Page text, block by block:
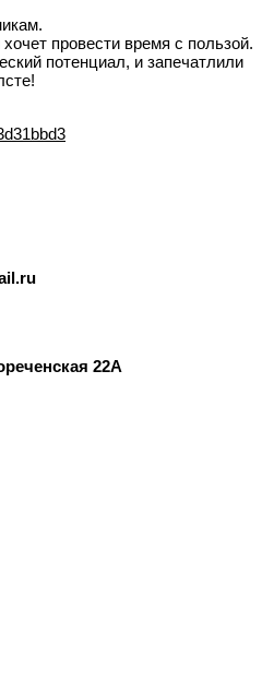
провести время с пользой.
потенциал, и запечатлили
22А